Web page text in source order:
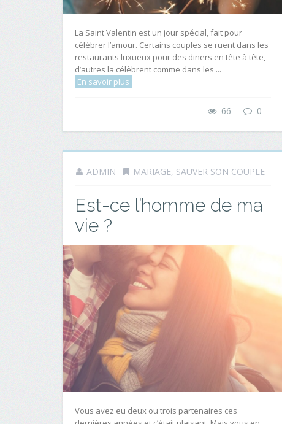
La Saint Valentin est un jour spécial, fait pour
célébrer l’amour. Certains couples se ruent dans les
restaurants luxueux pour des diners en tête à tête,
d’autres la célèbrent comme dans les ...
En savoir plus
66 0
ADMIN MARIAGE, SAUVER SON COUPLE
Est-ce l’homme de ma
vie ?
Vous avez eu deux ou trois partenaires ces